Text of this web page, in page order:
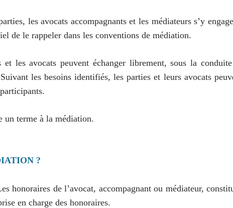
les avocats accompagnants et les médiateurs s’y
de le rappeler dans les conventions de médiation.
les avocats peuvent échanger librement, sous la
les besoins identifiés, les parties et leurs avocats
un terme à la médiation.
?
honoraires de l’avocat, accompagnant ou médiateur,
en charge des honoraires.